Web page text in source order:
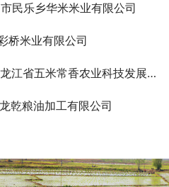
民乐乡华米米业有限公司
桥米业有限公司
米常香农业科技发展股份有限公司
乾粮油加工有限公司